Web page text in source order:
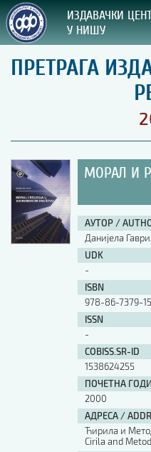
ИЗДАВАЧКИ
У НИШУ
СВА
ВРСТА
УПУТСТВА
Правилник о издавачкој
Упутство ауторима
Упутство уредницима
Изјава о ауторству
Изјава о лектури
Изјава о коришћењу
Упутство за бирање
Уговор са аутором
Шаблон прве стране и
Шаблон прве стране и
Шаблон прве стране и
Етички кодекс
ПРЕТРАГА
МОРАЛ И
АУТОР /
Данијела
UDK
-
ISBN
978-86-7379-
ISSN
-
COBISS.SR-ID
1538624255
ПОЧЕТНА
2000
АДРЕСА /
Ћирила и
Cirila and